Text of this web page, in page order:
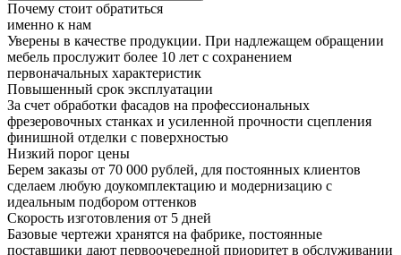
Почему стоит обратиться
именно к нам
Уверены в качестве продукции. При надлежащем обращении
мебель прослужит более 10 лет с сохранением
первоначальных характеристик
Повышенный срок эксплуатации
За счет обработки фасадов на профессиональных
фрезеровочных станках и усиленной прочности сцепления
финишной отделки с поверхностью
Низкий порог цены
Берем заказы от 70 000 рублей, для постоянных клиентов
сделаем любую доукомплектацию и модернизацию с
идеальным подбором оттенков
Скорость изготовления от 5 дней
Базовые чертежи хранятся на фабрике, постоянные
поставщики дают первоочередной приоритет в обслуживании